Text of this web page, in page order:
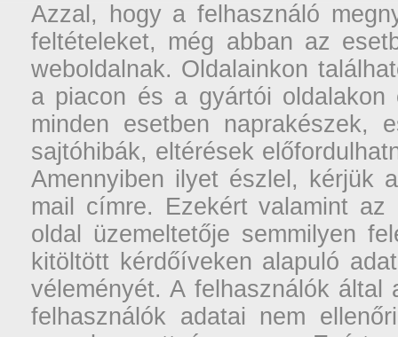
Azzal, hogy a felhasználó
feltételeket, még abban az
weboldalnak. Oldalainkon
a piacon és a gyártói oldalakon
minden esetben naprakészek,
sajtóhibák, eltérések
Amennyiben ilyet észlel, kérjük
mail címre. Ezekért valamint
oldal üzemeltetője semmilyen
kitöltött kérdőíveken alapuló
véleményét. A felhasználók
felhasználók adatai nem